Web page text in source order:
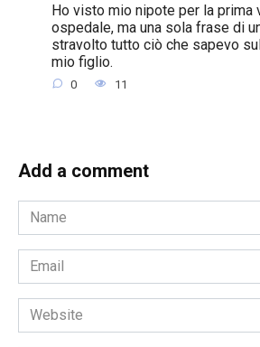
Ho visto mio nipote per la prima
ospedale, ma una sola frase di
stravolto tutto ciò che sapevo
mio figlio.
0 11
Add a comment
Name
*
Email
*
Website